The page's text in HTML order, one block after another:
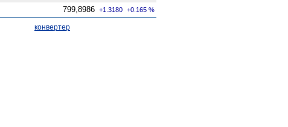
799,8986 +1.3180 +0.165 %
конвертер